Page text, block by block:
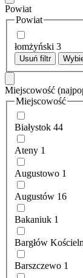
Powiat
Powiat
łomżyński 3
Usuń filtr
Miejscowość
Miejscowość
Białystok 44
Ateny 1
Augustowo 1
Augustów 16
Bakaniuk 1
Bargłów
Barszczewo 1